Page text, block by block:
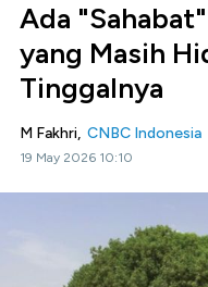
Ada
yang Masih
Tinggalnya
M Fakhri, CNBC Indonesia
19 May 2026 10:10